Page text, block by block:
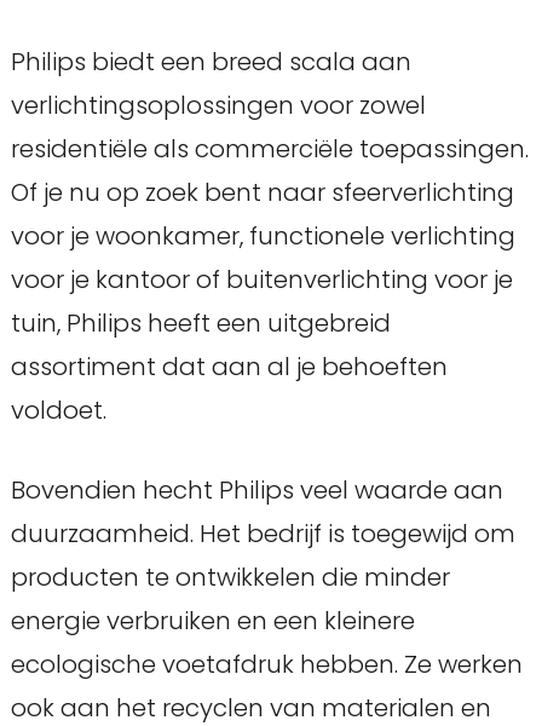
Philips biedt een breed scala aan
verlichtingsoplossingen voor zowel
residentiële als commerciële toepassingen.
Of je nu op zoek bent naar sfeerverlichting
voor je woonkamer, functionele verlichting
voor je kantoor of buitenverlichting voor je
tuin, Philips heeft een uitgebreid
assortiment dat aan al je behoeften
voldoet.
Bovendien hecht Philips veel waarde aan
duurzaamheid. Het bedrijf is toegewijd om
producten te ontwikkelen die minder
energie verbruiken en een kleinere
ecologische voetafdruk hebben. Ze werken
ook aan het recyclen van materialen en